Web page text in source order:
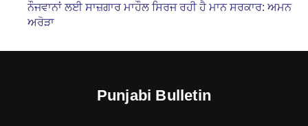
ਨੌਜਵਾਨਾਂ ਲਈ ਸਾਜ਼ਗਾਰ ਮਾਹੌਲ ਸਿਰਜ ਰਹੀ ਹੈ ਮਾਨ ਸਰਕਾਰ: ਅਮਨ
ਅਰੋੜਾ
Punjabi Bulletin